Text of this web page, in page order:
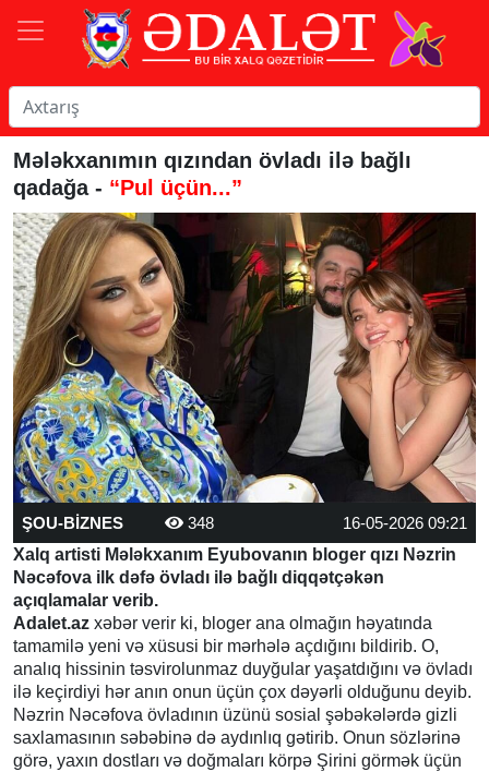
Mələkxanımın qızından övladı ilə bağlı
qadağa - “Pul üçün...”
ŞOU-BİZNES 348
16-05-2026 09:21
Xalq artisti Mələkxanım Eyubovanın bloger qızı Nəzrin
Nəcəfova ilk dəfə övladı ilə bağlı diqqətçəkən
açıqlamalar verib.
Adalet.az xəbər verir ki, bloger ana olmağın həyatında
tamamilə yeni və xüsusi bir mərhələ açdığını bildirib. O,
analıq hissinin təsvirolunmaz duyğular yaşatdığını və övladı
ilə keçirdiyi hər anın onun üçün çox dəyərli olduğunu deyib.
Nəzrin Nəcəfova övladının üzünü sosial şəbəkələrdə gizli
saxlamasının səbəbinə də aydınlıq gətirib. Onun sözlərinə
görə, yaxın dostları və doğmaları körpə Şirini görmək üçün